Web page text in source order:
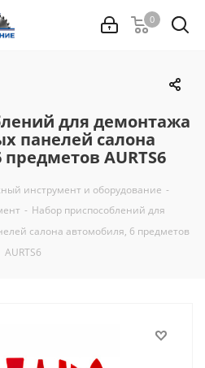
0
для демонтажа
панелей салона
AURTS6
инструмент и оборудование -
- Набор приспособлений для
салона автомобиля, 6 предметов
AURTS6